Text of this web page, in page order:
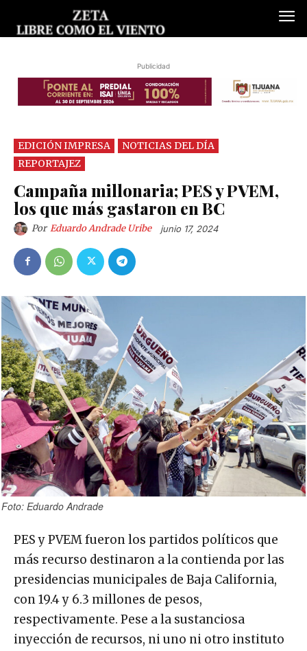
Publicidad
EDICIÓN IMPRESA
NOTICIAS DEL DÍA
REPORTAJEZ
Campaña millonaria; PES y PVEM,
los que más gastaron en BC
Por Eduardo Andrade Uribe junio 17, 2024
Foto: Eduardo Andrade
PES y PVEM fueron los partidos políticos que
más recurso destinaron a la contienda por las
presidencias municipales de Baja California,
con 19.4 y 6.3 millones de pesos,
respectivamente. Pese a la sustanciosa
inyección de recursos, ni uno ni otro instituto